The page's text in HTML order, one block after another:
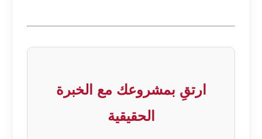
ارتقِ بمشروعك مع الخبرة
الحقيقية